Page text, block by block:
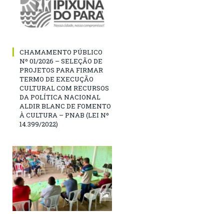
CHAMAMENTO PÚBLICO
Nº 01/2026 – SELEÇÃO DE
PROJETOS PARA FIRMAR
TERMO DE EXECUÇÃO
CULTURAL COM RECURSOS
DA POLÍTICA NACIONAL
ALDIR BLANC DE FOMENTO
À CULTURA – PNAB (LEI Nº
14.399/2022)